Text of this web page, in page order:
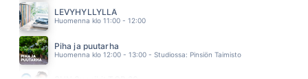
LEVYHYLLYLLÄ
Huomenna klo 11:00 - 12:00
Piha ja puutarha
Huomenna klo 12:00 - 13:00 - Studiossa: Pinsiön Taimisto